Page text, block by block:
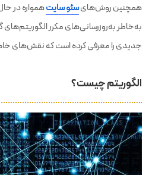
همچنین روش‌هایسئو سایتهمواره در
به‌خاطر به‌روزرسانی‌های مکرر
جدیدی را معرفی کرده است که نقش‌های
الگوریتم چیست؟